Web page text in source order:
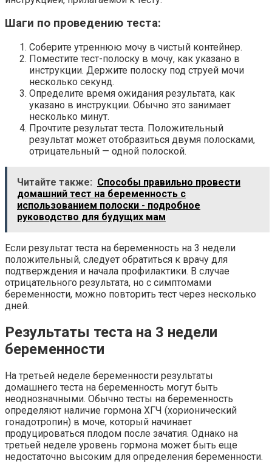
Шаги по проведению теста:
Соберите утреннюю мочу в чистый контейнер.
Поместите тест-полоску в мочу, как указано в
инструкции. Держите полоску под струей мочи
несколько секунд.
Определите время ожидания результата, как
указано в инструкции. Обычно это занимает
несколько минут.
Прочтите результат теста. Положительный
результат может отобразиться двумя полосками,
отрицательный — одной полоской.
Читайте также: Способы правильно провести
домашний тест на беременность с
использованием полоски - подробное
руководство для будущих мам
Если результат теста на беременность на 3 недели
положительный, следует обратиться к врачу для
подтверждения и начала профилактики. В случае
отрицательного результата, но с симптомами
беременности, можно повторить тест через несколько
дней.
Результаты теста на 3 недели
беременности
На третьей неделе беременности результаты
домашнего теста на беременность могут быть
неоднозначными. Обычно тесты на беременность
определяют наличие гормона ХГЧ (хорионический
гонадотропин) в моче, который начинает
продуцироваться плодом после зачатия. Однако на
третьей неделе уровень гормона может быть еще
недостаточно высоким для определения беременности.